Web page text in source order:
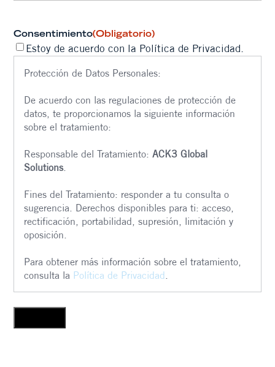
Consentimiento(Obligatorio)
Estoy de acuerdo con la Política de Privacidad.
Protección de Datos Personales:
De acuerdo con las regulaciones de protección de
datos, te proporcionamos la siguiente información
sobre el tratamiento:
Responsable del Tratamiento:ACK3 Global
Solutions.
Fines del Tratamiento: responder a tu consulta o
sugerencia. Derechos disponibles para ti: acceso,
rectificación, portabilidad, supresión, limitación y
oposición.
Para obtener más información sobre el tratamiento,
consulta la Política de Privacidad.